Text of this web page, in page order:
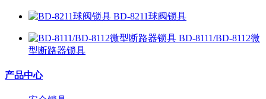
BD-8211球阀锁具
BD-8111/BD-8112微
型断路器锁具
产品中心